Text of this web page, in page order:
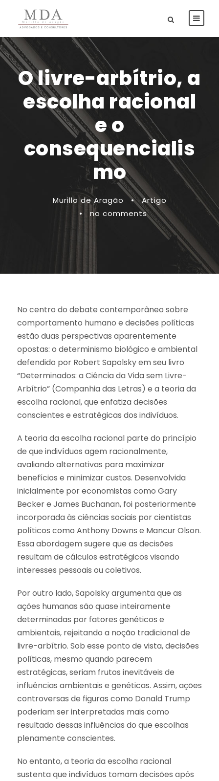
O livre-arbítrio, a
escolha racional
e o
consequencialis
mo
Murillo de Aragão •
Artigo
•
no comments
No centro do debate contemporâneo sobre
comportamento humano e decisões políticas
estão duas perspectivas aparentemente
opostas: o determinismo biológico e ambiental
defendido por Robert Sapolsky em seu livro
“Determinados: a Ciência da Vida sem Livre-
Arbítrio” (Companhia das Letras) e a teoria da
escolha racional, que enfatiza decisões
conscientes e estratégicas dos indivíduos.
A teoria da escolha racional parte do princípio
de que indivíduos agem racionalmente,
avaliando alternativas para maximizar
benefícios e minimizar custos. Desenvolvida
inicialmente por economistas como Gary
Becker e James Buchanan, foi posteriormente
incorporada às ciências sociais por cientistas
políticos como Anthony Downs e Mancur Olson.
Essa abordagem sugere que as decisões
resultam de cálculos estratégicos visando
interesses pessoais ou coletivos.
Por outro lado, Sapolsky argumenta que as
ações humanas são quase inteiramente
determinadas por fatores genéticos e
ambientais, rejeitando a noção tradicional de
livre-arbítrio. Sob esse ponto de vista, decisões
políticas, mesmo quando parecem
estratégicas, seriam frutos inevitáveis de
influências ambientais e genéticas. Assim, ações
controversas de figuras como Donald Trump
poderiam ser interpretadas mais como
resultado dessas influências do que escolhas
plenamente conscientes.
No entanto, a teoria da escolha racional
sustenta que indivíduos tomam decisões após